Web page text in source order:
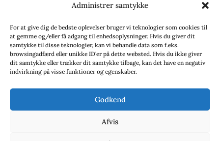
Administrer samtykke
For at give dig de bedste oplevelser bruger vi teknologier som cookies til
at gemme og/eller få adgang til enhedsoplysninger. Hvis du giver dit
samtykke til disse teknologier, kan vi behandle data som f.eks.
browsingadfærd eller unikke ID'er på dette websted. Hvis du ikke giver
dit samtykke eller trækker dit samtykke tilbage, kan det have en negativ
indvirkning på visse funktioner og egenskaber.
Godkend
Afvis
Storbritannien: Translators
Association (TA)
Sverige: Översättarsektionen (Ö.)
Sverige: Översättarcentrum (ÖC)
deutschsprachiger Übersetzer (VdÜ)